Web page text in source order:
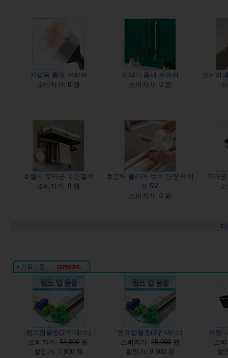
차량용 틈새 브러쉬
소비자가: 0 원
세탁기 틈새 브러쉬
소비자가: 0 원
모서리
호텔식 무타공 수건걸이
소비자가: 0 원
초강력 클리어 보수 단면 테이
프 5M
소비자가: 0 원
무타
펌프업물총(2구-대/소)
소비자가: 13,000원
할인가: 7,900 원
펌프업물총(3구-대/소)
소비자가: 15,000원
할인가: 9,900 원
차량
소
할